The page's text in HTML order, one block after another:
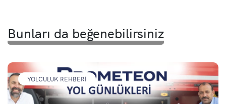
Bunları da beğenebilirsiniz
YOLCULUK REHBERI